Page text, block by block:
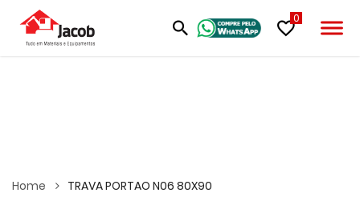
0
Home TRAVA PORTAO N06 80X90